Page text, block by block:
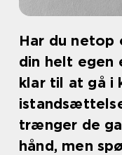
Har du
din helt egen
klar til at gå i
trænger de
hånd, men